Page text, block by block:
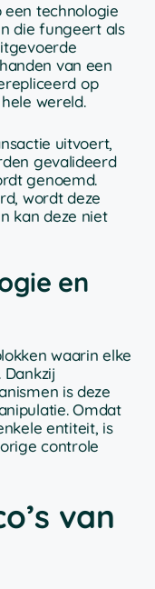
een technologie
die fungeert als
van een
op
wereld.
uitvoert,
gevalideerd
genoemd.
wordt deze
kan deze niet
en
waarin elke
is deze
Omdat
entiteit, is
controle
van